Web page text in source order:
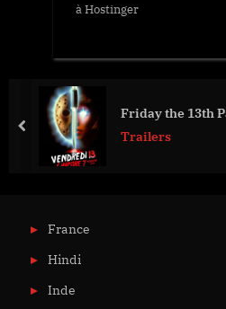
à Hostinger
Friday the 13th
Trailers
prev
France
Hindi
Inde